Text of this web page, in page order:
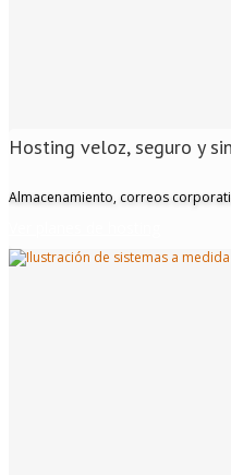
Hosting veloz, seguro y
Almacenamiento, correos